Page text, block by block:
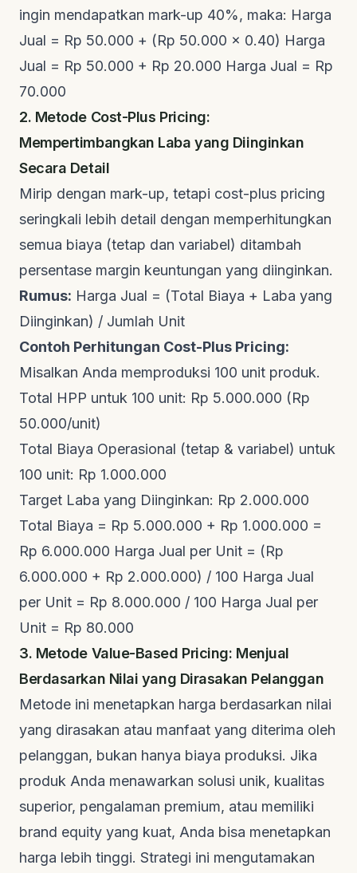
ingin mendapatkan mark-up 40%, maka: Harga
Jual = Rp 50.000 + (Rp 50.000 × 0.40) Harga
Jual = Rp 50.000 + Rp 20.000 Harga Jual = Rp
70.000
2. Metode Cost-Plus Pricing:
Mempertimbangkan Laba yang Diinginkan
Secara Detail
Mirip dengan mark-up, tetapi cost-plus pricing
seringkali lebih detail dengan memperhitungkan
semua biaya (tetap dan variabel) ditambah
persentase margin keuntungan yang diinginkan.
Rumus: Harga Jual = (Total Biaya + Laba yang
Diinginkan) / Jumlah Unit
Contoh Perhitungan Cost-Plus Pricing:
Misalkan Anda memproduksi 100 unit produk.
Total HPP untuk 100 unit: Rp 5.000.000 (Rp
50.000/unit)
Total Biaya Operasional (tetap & variabel) untuk
100 unit: Rp 1.000.000
Target Laba yang Diinginkan: Rp 2.000.000
Total Biaya = Rp 5.000.000 + Rp 1.000.000 =
Rp 6.000.000 Harga Jual per Unit = (Rp
6.000.000 + Rp 2.000.000) / 100 Harga Jual
per Unit = Rp 8.000.000 / 100 Harga Jual per
Unit = Rp 80.000
3. Metode Value-Based Pricing: Menjual
Berdasarkan Nilai yang Dirasakan Pelanggan
Metode ini menetapkan harga berdasarkan nilai
yang dirasakan atau manfaat yang diterima oleh
pelanggan, bukan hanya biaya produksi. Jika
produk Anda menawarkan solusi unik, kualitas
superior, pengalaman premium, atau memiliki
brand equity yang kuat, Anda bisa menetapkan
harga lebih tinggi. Strategi ini mengutamakan